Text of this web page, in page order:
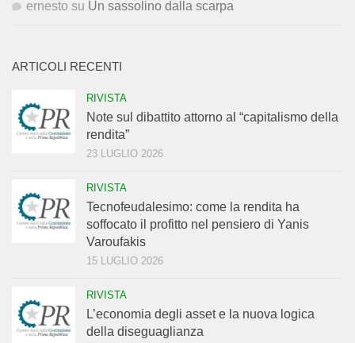
ernesto su Un sassolino dalla scarpa
ARTICOLI RECENTI
RIVISTA
Note sul dibattito attorno al “capitalismo della
rendita”
23 LUGLIO 2026
RIVISTA
Tecnofeudalesimo: come la rendita ha
soffocato il profitto nel pensiero di Yanis
Varoufakis
15 LUGLIO 2026
RIVISTA
L’economia degli asset e la nuova logica
della diseguaglianza